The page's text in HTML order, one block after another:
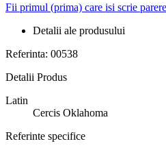
Fii primul (prima) care isi scrie
Detalii ale produsului
Referinta: 00538
Detalii Produs
Latin
Cercis Oklahoma
Referinte specifice